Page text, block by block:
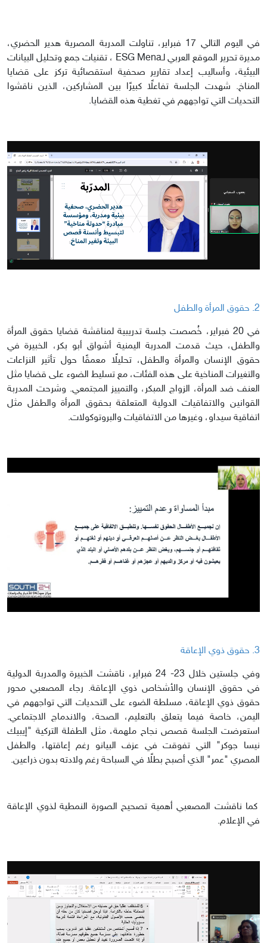
في اليوم التالي 17 فبراير، تناولت المدربة المصرية هدير الحضري،
مديرة تحرير الموقع العربي لـESG Mena ، تقنيات جمع وتحليل البيانات
البيئية، وأساليب إعداد تقارير صحفية استقصائية تركز على قضايا
المناخ. شهدت الجلسة تفاعلًا كبيرًا بين المشاركين، الذين ناقشوا
التحديات التي تواجههم في تغطية هذه القضايا.
2. حقوق المرأة والطفل
في 20 فبراير، خُصصت جلسة تدريبية لمناقشة قضايا حقوق المرأة
والطفل، حيث قدمت المدربة اليمنية أشواق أبو بكر، الخبيرة في
حقوق الإنسان والمرأة والطفل، تحليلًا معمقًا حول تأثير النزاعات
والتغيرات المناخية على هذه الفئات، مع تسليط الضوء على قضايا مثل
العنف ضد المرأة، الزواج المبكر، والتمييز المجتمعي. وشرحت المدربة
القوانين والاتفاقيات الدولية المتعلقة بحقوق المرأة والطفل مثل
اتفاقية سيداو، وغيرها من الاتفاقيات والبروتوكولات.
3. حقوق ذوي الإعاقة
وفي جلستين خلال 23- 24 فبراير، ناقشت الخبيرة والمدربة الدولية
في حقوق الإنسان والأشخاص ذوي الإعاقة. رجاء المصعبي محور
حقوق ذوي الإعاقة، مسلطة الضوء على التحديات التي تواجههم في
اليمن، خاصة فيما يتعلق بالتعليم، الصحة، والاندماج الاجتماعي.
استعرضت الجلسة قصص نجاح ملهمة، مثل الطفلة التركية "إيبيك
نيسا جوكر" التي تفوقت في عزف البيانو رغم إعاقتها، والطفل
المصري "عمر" الذي أصبح بطلًا في السباحة رغم ولادته بدون ذراعين.
كما ناقشت المصعبي أهمية تصحيح الصورة النمطية لذوي الإعاقة
في الإعلام.